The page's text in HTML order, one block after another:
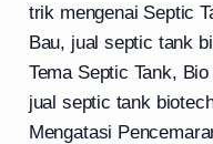
trik mengenai Septic
Bau, jual septic tank
Tema Septic Tank,
jual septic tank
Mengatasi